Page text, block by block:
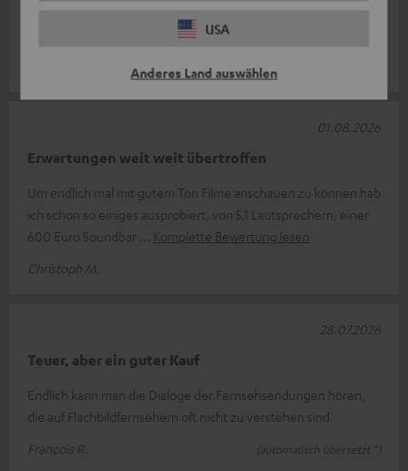
USA
Anderes Land auswählen
Lieferung und der Service sind
Komplette Bewertung lesen
Erwartungen weit weit übertroffen
Um endlich mal mit gutem Ton Filme anschauen zu können hab
ich schon so einiges ausprobiert, von 5.1 Lautsprechern, einer
600 Euro Soundbar
Komplette Bewertung lesen
Christoph M.
01.08.2026
Teuer, aber ein guter Kauf
Endlich kann man die Dialoge der Fernsehsendungen hören,
die auf Flachbildfernsehern oft nicht zu verstehen sind.
François R.
(automatisch übersetzt *)
28.07.2026